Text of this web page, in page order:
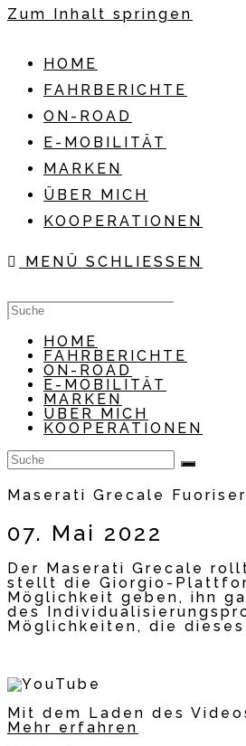
Zum Inhalt springen
HOME
FAHRBERICHTE
ON-ROAD
E-MOBILITÄT
MARKEN
ÜBER MICH
KOOPERATIONEN
MENÜ SCHLIESSEN
HOME
FAHRBERICHTE
ON-ROAD
E-MOBILITÄT
MARKEN
ÜBER MICH
KOOPERATIONEN
Maserati Grecale
07. Mai 2022
Der Maserati Grecale
stellt die Giorgio-
Möglichkeit geben, ihn
des
Möglichkeiten, die
Mit dem Laden des
Mehr erfahren